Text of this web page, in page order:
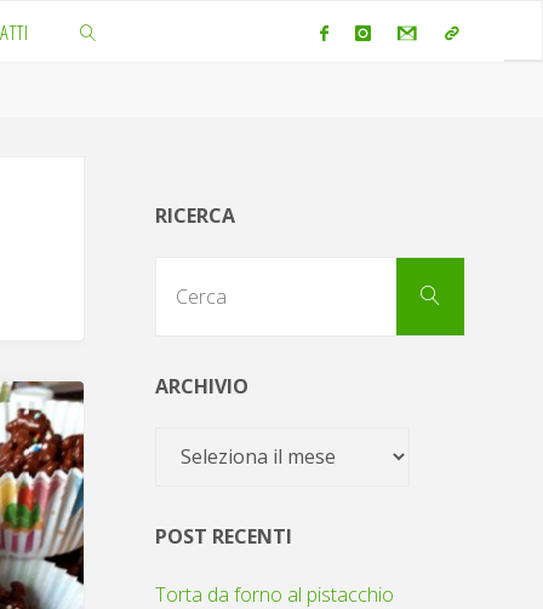
RICERCA
Cerca
ARCHIVIO
Archivio
POST RECENTI
Torta da forno al pistacchio